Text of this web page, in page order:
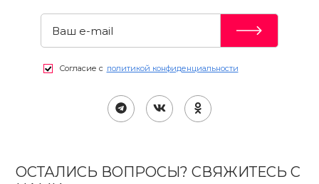
Согласие с политикой конфиденциальности
ОСТАЛИСЬ ВОПРОСЫ? СВЯЖИТЕСЬ С